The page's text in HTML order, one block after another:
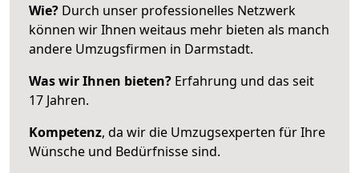
Wie? Durch unser professionelles Netzwerk
können wir Ihnen weitaus mehr bieten als manch
andere Umzugsfirmen in Darmstadt.
Was wir Ihnen bieten? Erfahrung und das seit
17 Jahren.
Kompetenz, da wir die Umzugsexperten für Ihre
Wünsche und Bedürfnisse sind.